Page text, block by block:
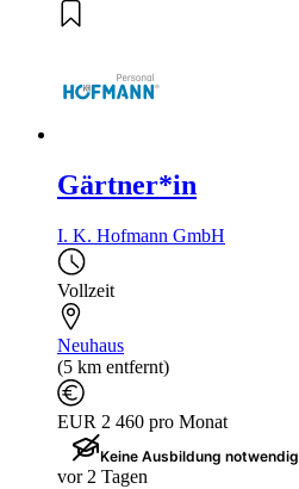
Gärtner*in
I. K. Hofmann GmbH
Vollzeit
Neuhaus
(5 km entfernt)
EUR 2 460 pro Monat
Keine Ausbildung notwendig
vor 2 Tagen